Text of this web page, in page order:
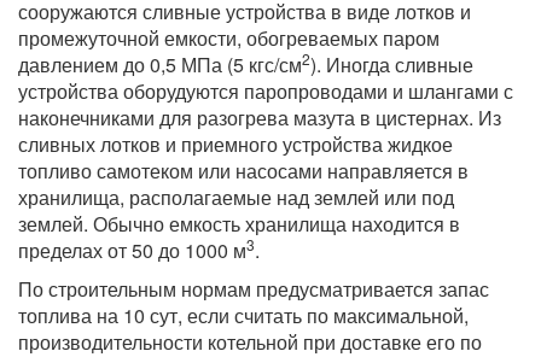
сооружаются сливные устройства в виде лотков и
промежуточной емкости, обогреваемых паром
давлением до 0,5 МПа (5 кгс/см2). Иногда сливные
устройства оборудуются паропроводами и шлангами с
наконечниками для разогрева мазута в цистернах. Из
сливных лотков и приемного устройства жидкое
топливо самотеком или насосами направляется в
хранилища, располагаемые над землей или под
землей. Обычно емкость хранилища находится в
пределах от 50 до 1000 м3.
По строительным нормам предусматривается запас
топлива на 10 сут, если считать по максимальной,
производительности котельной при доставке его по